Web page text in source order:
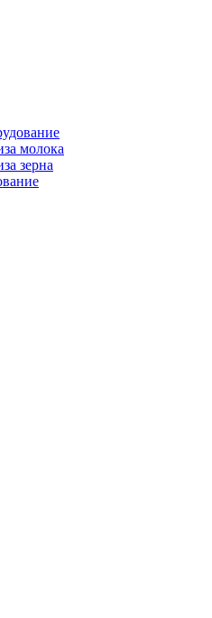
молока
зерна